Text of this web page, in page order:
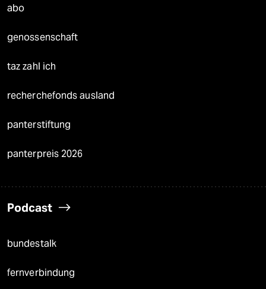
abo
genossenschaft
taz zahl ich
recherchefonds ausland
panterstiftung
panterpreis 2026
Podcast
bundestalk
fernverbindung